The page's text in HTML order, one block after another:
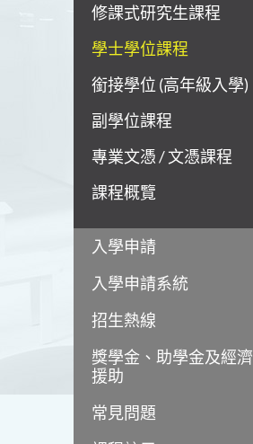
修課式研究生課程
學士學位課程
銜接學位 (高年級入學)
副學位課程
專業文憑 / 文憑課程
課程概覽
入學申請
入學申請系統
招生熱線
獎學金、助學金及經濟
援助
常見問題